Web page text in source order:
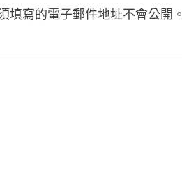
填寫的電子郵件地址不會公開。